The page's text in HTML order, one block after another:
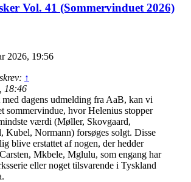
Vol. 41 (Sommervinduet 2026)
2026, 19:56
skrev: ↑
18:46
dagens udmelding fra AaB, kan vi
sommervindue, hvor Helenius stopper
værdi (Møller, Skovgaard,
Kubel, Normann) forsøges solgt. Disse
blive erstattet af nogen, der hedder
Mkbele, Mglulu, som engang har
eller noget tilsvarende i Tyskland